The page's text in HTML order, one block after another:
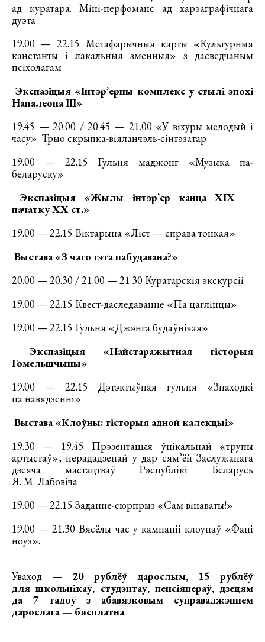
ад куратара. Міні-перфоманс ад харэаграфічнага
дуэта
19.00 — 22.15 Метафарычныя карты «Культурныя
канстанты і лакальныя зменныя» з дасведчаным
псіхолагам
Экспазіцыя «Інтэр’ерны комплекс у стылі эпохі
Напалеона III»
19.45 — 20.00 / 20.45 — 21.00 «У віхуры мелодый і
часу». Трыо скрыпка-віяланчэль-сінтэзатар
19.00 — 22.15 Гульня маджонг «Музыка па-
беларуску»
Экспазіцыя «Жылы інтэр’ер канца XIX —
пачатку XX ст.»
19.00 — 22.15 Віктарына «Ліст — справа тонкая»
Выстава «З чаго гэта пабудавана?»
20.00 — 20.30 / 21.00 — 21.30 Куратарскія экскурсіі
19.00 — 22.15 Квест-даследаванне «Па цаглінцы»
19.00 — 22.15 Гульня «Джэнга будаўнічая»
Экспазіцыя «Найстаражытная гісторыя
Гомельшчыны»
19.00 — 22.15 Дэтэктыўная гульня «Знаходкі
па навядзенні»
Выстава «Клоўны: гісторыя адной калекцыі»
19.30 — 19.45 Прэзентацыя ўнікальнай «трупы
артыстаў», перададзенай у дар сям’ёй Заслужанага
дзеяча мастацтваў Рэспублікі Беларусь
Я. М. Лабовіча
19.00 — 22.15 Заданне-сюрпрыз «Сам вінаваты!»
19.00 — 21.30 Вясёлы час у кампаніі клоунаў «Фані
ноуз».
Уваход — 20 рублёў дарослым, 15 рублёў
для школьнікаў, студэнтаў, пенсіянераў, дзецям
да 7 гадоў з абавязковым суправаджэннем
дарослага — бясплатна.